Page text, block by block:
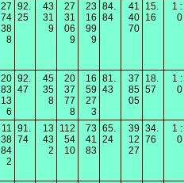
27
74
38
8
92.
25
43
31
9
27
31
06
9
23
16
99
9
84.
84
41
40
70
15.
16
1 :
0
20
83
13
6
92.
47
45
35
8
20
37
77
8
16
59
27
3
81.
43
37
85
05
18.
57
1 :
0
11
38
84
2
91.
74
13
43
2
112
54
10
73
41
83
65.
24
39
12
27
34.
76
1 :
0